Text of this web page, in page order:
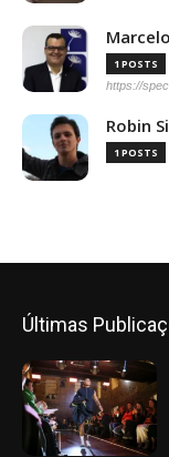
1 POSTS
https://
Robin
1 POSTS
Últimas